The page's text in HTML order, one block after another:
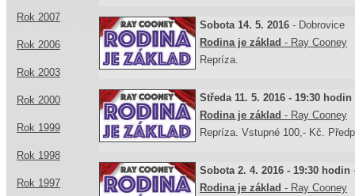
Rok 2007
Rok 2006
Rok 2003
Rok 2000
Rok 1999
Rok 1998
Rok 1997
Sobota 14. 5. 2016 - Dobrovice
Rodina je základ - Ray Cooney
Repríza.
Středa 11. 5. 2016 - 19:30 hodin
Rodina je základ - Ray Cooney
Repríza. Vstupné 100,- Kč.
Sobota 2. 4. 2016 - 19:30 hodin
Rodina je základ - Ray Cooney